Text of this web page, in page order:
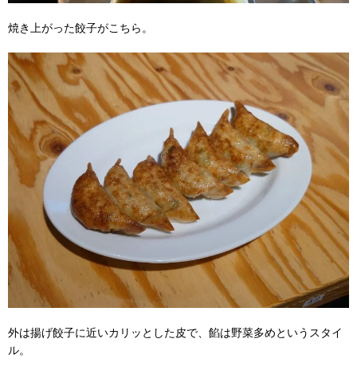
焼き上がった餃子がこちら。
外は揚げ餃子に近いカリッとした皮で、餡は野菜多めというスタイ
ル。